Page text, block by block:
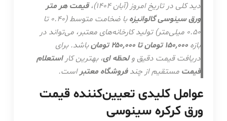
دید کلی در تاریخ امروز (آبان ۱۴۰۴)،
قیمت هر متر
ورق سینوسی گالوانیزه
با ضخامت متوسط (۰.۴۰ تا
۰.۵۰ میلی‌متر) تولید کارخانه‌های معتبر، می‌تواند در
۱۵۰,۰۰۰ تومان تا ۲۵۰,۰۰۰ تومان
باشد. برای
دریافت قیمت دقیق ولحظه ای، بهترین کاراستعلام
قیمتمستقیم از چندفروشگاه معتبراست.
عوامل کلیدی تعیین‌کننده قیمت
ورق کرکره سینوسی